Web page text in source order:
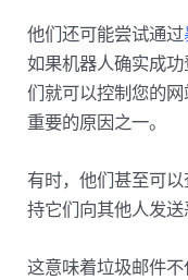
他们还可能尝试通过
如果机器人确实成
们就可以控制您的
重要的原因之一。
有时，他们甚至可
持它们向其他人发送
这意味着垃圾邮件